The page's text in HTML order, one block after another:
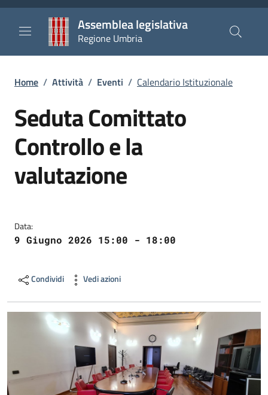
Salta al contenuto principale
Salta al piè di pagina
Assemblea legislativa
Regione Umbria
Briciole di pane
Home / Attività / Eventi / Calendario Istituzionale
Seduta Comittato
Controllo e la
valutazione
Data:
9 Giugno 2026 15:00 - 18:00
Condividi Vedi azioni